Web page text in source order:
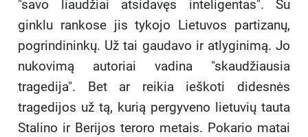
"savo liaudžiai atsidavęs inteligentas". Su
ginklu rankose jis tykojo Lietuvos partizanų,
pogrindininkų. Už tai gaudavo ir atlyginimą. Jo
nukovimą autoriai vadina "skaudžiausia
tragedija". Bet ar reikia ieškoti didesnės
tragedijos už tą, kurią pergyveno lietuvių tauta
Stalino ir Berijos teroro metais. Pokario matai